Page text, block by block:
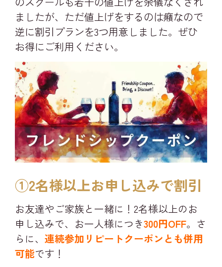
ましたが、ただ値上げをするのは癪なので
逆に割引プランを3つ用意しました。ぜひ
お得にご利用ください。
①2名様以上お申し込みで割引​
お友達やご家族と一緒に！2名様以上のお
申し込みで、お一人様につき300円OFF。さ
らに、 連続参加リピートクーポンとも併用
可能です！